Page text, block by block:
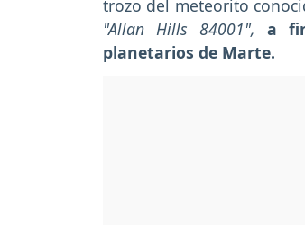
trozo del meteorito
"Allan Hills 84001",a
planetarios de Marte.